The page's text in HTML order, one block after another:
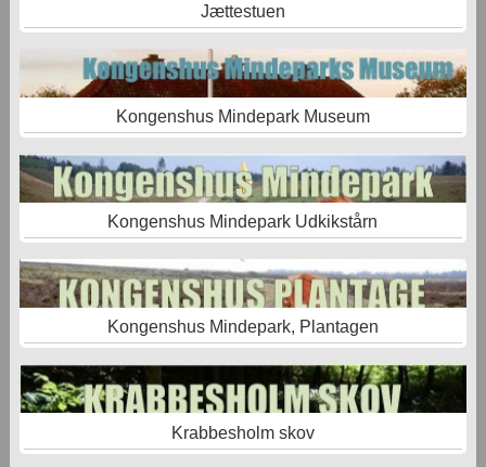
Jættestuen
Kongenshus Mindepark Museum
Kongenshus Mindepark Udkikstårn
Kongenshus Mindepark, Plantagen
Krabbesholm skov